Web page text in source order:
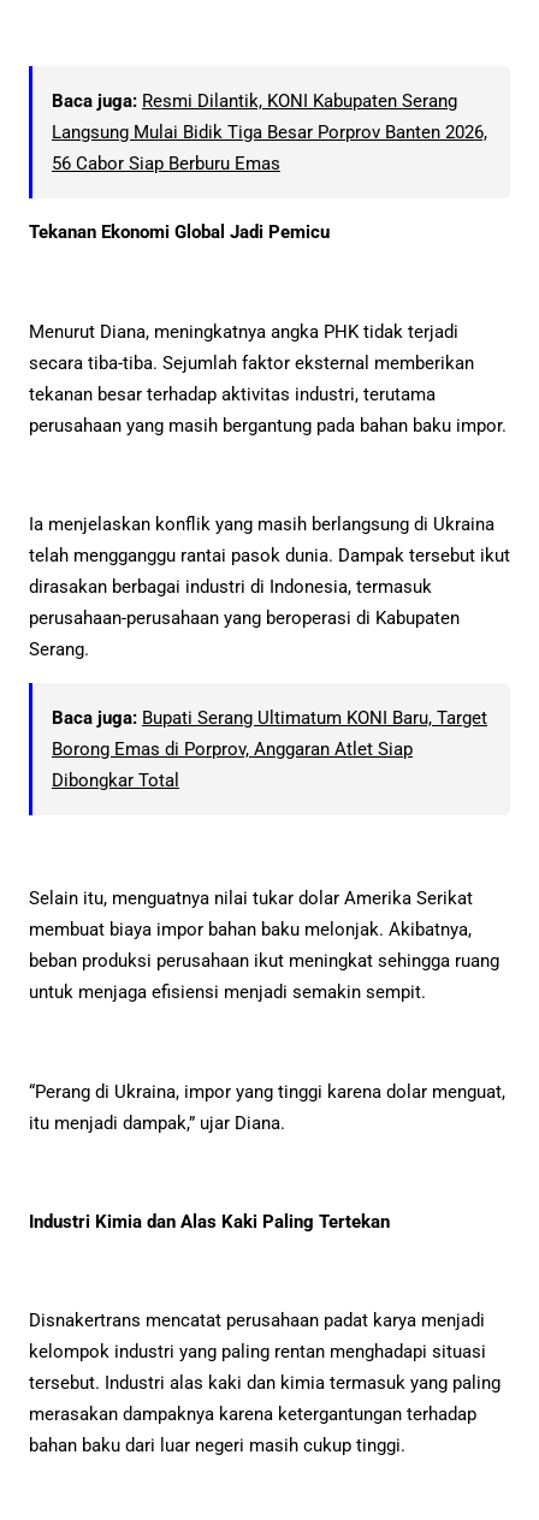
Baca juga: Resmi Dilantik, KONI Kabupaten Serang
Langsung Mulai Bidik Tiga Besar Porprov Banten 2026,
56 Cabor Siap Berburu Emas
Tekanan Ekonomi Global Jadi Pemicu
Menurut Diana, meningkatnya angka PHK tidak terjadi
secara tiba-tiba. Sejumlah faktor eksternal memberikan
tekanan besar terhadap aktivitas industri, terutama
perusahaan yang masih bergantung pada bahan baku impor.
Ia menjelaskan konflik yang masih berlangsung di Ukraina
telah mengganggu rantai pasok dunia. Dampak tersebut ikut
dirasakan berbagai industri di Indonesia, termasuk
perusahaan-perusahaan yang beroperasi di Kabupaten
Serang.
Baca juga: Bupati Serang Ultimatum KONI Baru, Target
Borong Emas di Porprov, Anggaran Atlet Siap
Dibongkar Total
Selain itu, menguatnya nilai tukar dolar Amerika Serikat
membuat biaya impor bahan baku melonjak. Akibatnya,
beban produksi perusahaan ikut meningkat sehingga ruang
untuk menjaga efisiensi menjadi semakin sempit.
“Perang di Ukraina, impor yang tinggi karena dolar menguat,
itu menjadi dampak,” ujar Diana.
Industri Kimia dan Alas Kaki Paling Tertekan
Disnakertrans mencatat perusahaan padat karya menjadi
kelompok industri yang paling rentan menghadapi situasi
tersebut. Industri alas kaki dan kimia termasuk yang paling
merasakan dampaknya karena ketergantungan terhadap
bahan baku dari luar negeri masih cukup tinggi.